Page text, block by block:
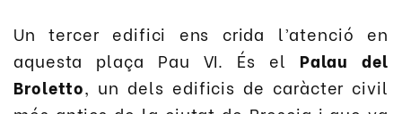
Un tercer edifici ens crida l’atenció en
aquesta plaça Pau VI. És el Palau del
Broletto, un dels edificis de caràcter civil